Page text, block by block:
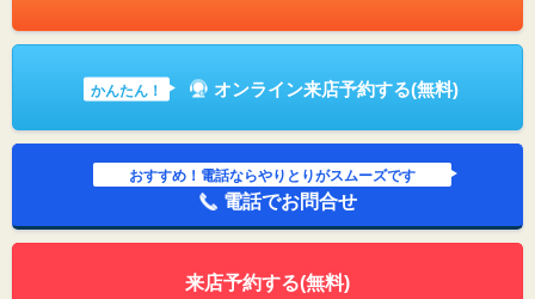
かんたん！ オンライン来店予約する(無料)
おすすめ！電話ならやりとりがスムーズです
電話でお問合せ
来店予約する(無料)